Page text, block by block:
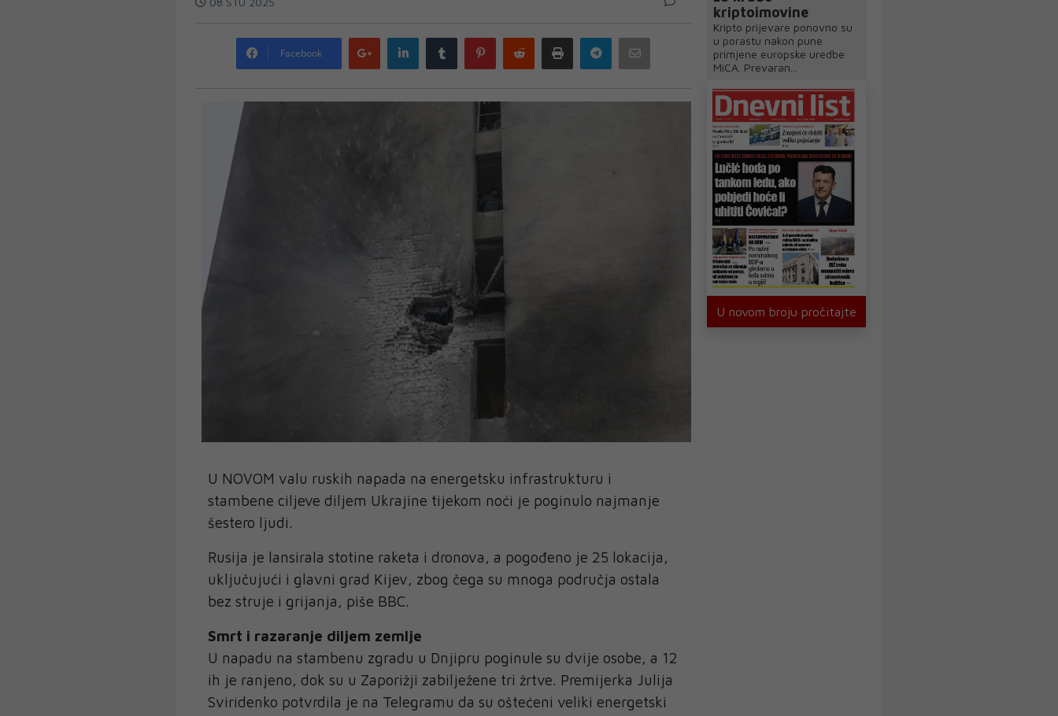
Facebook
Google
plus
LinkedIn Tumblr PinterestReddit Print Telegram
U NOVOM valu ruskih napada na energetsku infrastrukturu i
stambene ciljeve diljem Ukrajine tijekom noći je poginulo najmanje
šestero ljudi.
Rusija je lansirala stotine raketa i dronova, a pogođeno je 25 lokacija,
uključujući i glavni grad Kijev, zbog čega su mnoga područja ostala
bez struje i grijanja, piše BBC.
Smrt i razaranje diljem zemlje
U napadu na stambenu zgradu u Dnjipru poginule su dvije osobe, a 12
ih je ranjeno, dok su u Zaporižji zabilježene tri žrtve. Premijerka Julija
Sviridenko potvrdila je na Telegramu da su oštećeni veliki energetski
kriptoimovine
Kripto prijevare ponovno su
u porastu nakon pune
primjene europske uredbe
MiCA. Prevaran...
U novom broju pročitajte